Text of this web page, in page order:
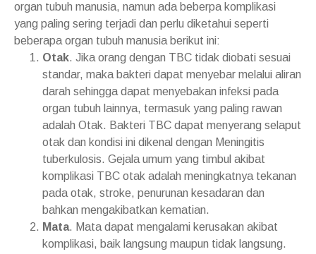
organ tubuh manusia, namun ada beberpa komplikasi
yang paling sering terjadi dan perlu diketahui seperti
beberapa organ tubuh manusia berikut ini:
Otak. Jika orang dengan TBC tidak diobati sesuai
standar, maka bakteri dapat menyebar melalui aliran
darah sehingga dapat menyebakan infeksi pada
organ tubuh lainnya, termasuk yang paling rawan
adalah Otak. Bakteri TBC dapat menyerang selaput
otak dan kondisi ini dikenal dengan Meningitis
tuberkulosis. Gejala umum yang timbul akibat
komplikasi TBC otak adalah meningkatnya tekanan
pada otak, stroke, penurunan kesadaran dan
bahkan mengakibatkan kematian.
Mata. Mata dapat mengalami kerusakan akibat
komplikasi, baik langsung maupun tidak langsung.